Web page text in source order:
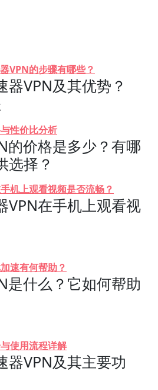
VPN的步骤有哪些？
器VPN及其优势？
性价比分析
的价格是多少？有哪
选择？
机上观看视频是否流畅？
VPN在手机上观看视
速有何帮助？
是什么？它如何帮助
使用流程详解
器VPN及其主要功